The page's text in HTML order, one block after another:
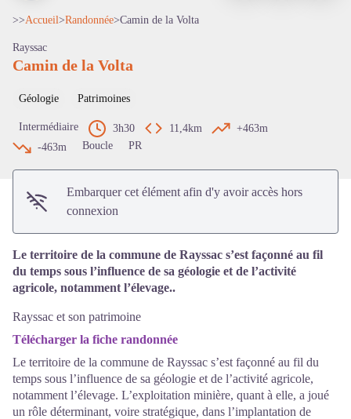
>>Accueil>Randonnée>Camin de la Volta
Rayssac
Camin de la Volta
Géologie Patrimoines
Intermédiaire 3h30 11,4km
+463m
-463m
Boucle PR
Embarquer cet élément afin d'y avoir accès hors
connexion
Le territoire de la commune de Rayssac s’est façonné au fil
du temps sous l’influence de sa géologie et de l’activité
agricole, notamment l’élevage..
Rayssac et son patrimoine
Télécharger la fiche randonnée
Le territoire de la commune de Rayssac s’est façonné au fil du
temps sous l’influence de sa géologie et de l’activité agricole,
notamment l’élevage. L’exploitation minière, quant à elle, a joué
un rôle déterminant, voire stratégique, dans l’implantation de